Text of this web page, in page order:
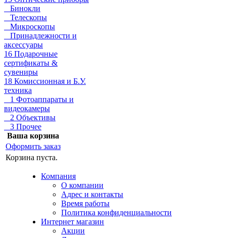
Бинокли
Телескопы
Микроскопы
Принадлежности и
аксессуары
16 Подарочные
сертификаты &
сувениры
18 Комиссионная и Б.У.
техника
1 Фотоаппараты и
видеокамеры
2 Объективы
3 Прочее
Ваша корзина
Оформить заказ
Корзина пуста.
Компания
О компании
Адрес и контакты
Время работы
Политика конфиденциальности
Интернет магазин
Акции